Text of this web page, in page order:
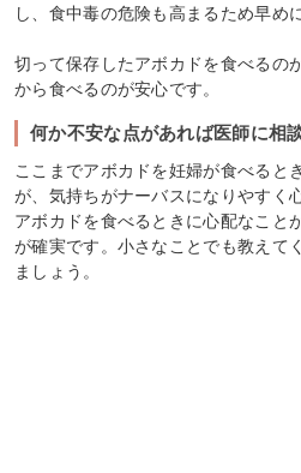
し、食中毒の危険も高まるため早め
切って保存したアボカドを食べるの
から食べるのが安心です。
何か不安な点があれば医師に相
ここまでアボカドを妊婦が食べると
が、気持ちがナーバスになりやすく
アボカドを食べるときに心配なこと
が確実です。小さなことでも教えて
ましょう。